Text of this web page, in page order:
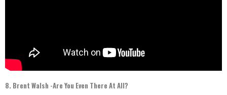
8. Brent Walsh -Are You Even There At All?